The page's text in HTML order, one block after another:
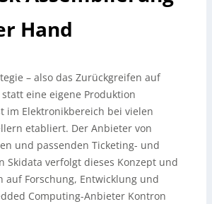
Hand
– also das Zurückgreifen auf
eine eigene Produktion
im Elektronikbereich bei vielen
etabliert. Der Anbieter von
und passenden Ticketing- und
Skidata verfolgt dieses Konzept und
auf Forschung, Entwicklung und
Computing-Anbieter Kontron